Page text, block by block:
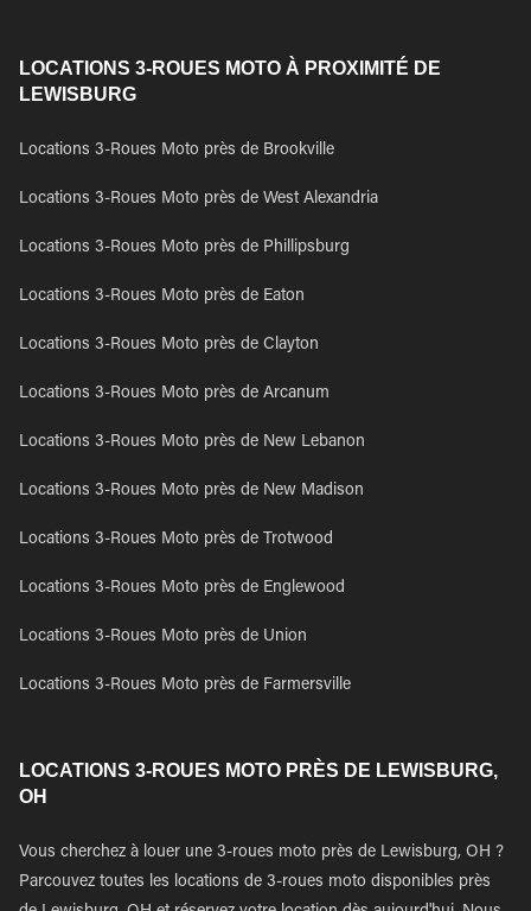
LOCATIONS 3-ROUES MOTO À PROXIMITÉ DE
LEWISBURG
Locations 3-Roues Moto près de Brookville
Locations 3-Roues Moto près de West Alexandria
Locations 3-Roues Moto près de Phillipsburg
Locations 3-Roues Moto près de Eaton
Locations 3-Roues Moto près de Clayton
Locations 3-Roues Moto près de Arcanum
Locations 3-Roues Moto près de New Lebanon
Locations 3-Roues Moto près de New Madison
Locations 3-Roues Moto près de Trotwood
Locations 3-Roues Moto près de Englewood
Locations 3-Roues Moto près de Union
Locations 3-Roues Moto près de Farmersville
LOCATIONS 3-ROUES MOTO PRÈS DE LEWISBURG,
OH
Vous cherchez à louer une 3-roues moto près de Lewisburg, OH ?
Parcouvez toutes les locations de 3-roues moto disponibles près